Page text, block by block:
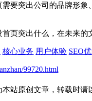
要突出公司的品牌形
页突出什么，在未来的
核心业务 用户体验 SEO
99720.html
站原创文章，转载时请